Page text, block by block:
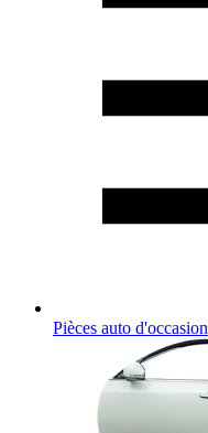
Pièces auto d'occasion